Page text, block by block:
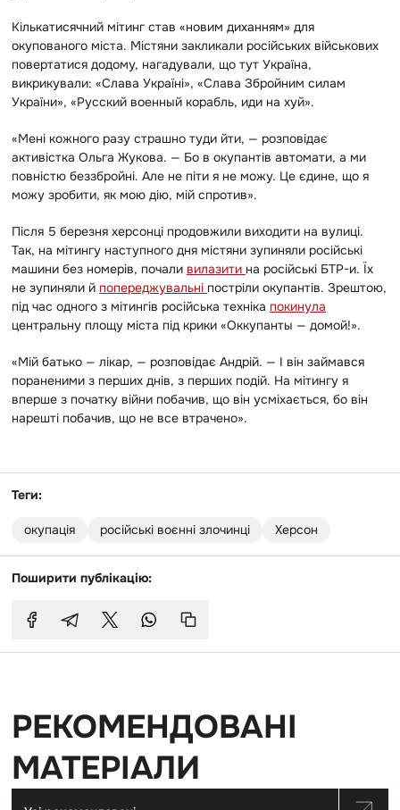
Кількатисячний мітинг став «новим диханням» для
окупованого міста. Містяни закликали російських військових
повертатися додому, нагадували, що тут Україна,
викрикували: «Слава Україні», «Слава Збройним силам
України», «Русский военный корабль, иди на хуй».
«Мені кожного разу страшно туди йти, — розповідає
активістка Ольга Жукова. — Бо в окупантів автомати, а ми
повністю беззбройні. Але не піти я не можу. Це єдине, що я
можу зробити, як мою дію, мій спротив».
Після 5 березня херсонці продовжили виходити на вулиці.
Так, на мітингу наступного дня містяни зупиняли російські
машини без номерів, почали вилазити на російські БТР-и. Їх
не зупиняли й попереджувальні постріли окупантів. Зрештою,
під час одного з мітингів російська техніка покинула
центральну площу міста під крики «Оккупанты — домой!».
«Мій батько — лікар, — розповідає Андрій. — І він займався
пораненими з перших днів, з перших подій. На мітингу я
вперше з початку війни побачив, що він усміхається, бо він
нарешті побачив, що не все втрачено».
Теги:
окупація російські воєнні злочинці Херсон
Поширити публікацію:
РЕКОМЕНДОВАНІ
МАТЕРІАЛИ